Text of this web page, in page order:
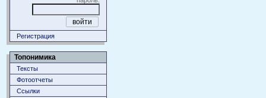
Регистрация
Топонимика
Тексты
Фотоотчеты
Ссылки